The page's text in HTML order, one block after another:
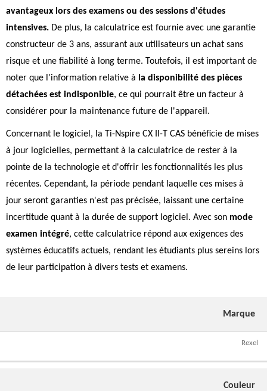
avantageux lors des examens ou des sessions d'études
intensives. De plus, la calculatrice est fournie avec une garantie
constructeur de 3 ans, assurant aux utilisateurs un achat sans
risque et une fiabilité à long terme. Toutefois, il est important de
noter que l'information relative à la disponibilité des pièces
détachées est indisponible, ce qui pourrait être un facteur à
considérer pour la maintenance future de l'appareil.
Concernant le logiciel, la Ti-Nspire CX II-T CAS bénéficie de mises
à jour logicielles, permettant à la calculatrice de rester à la
pointe de la technologie et d'offrir les fonctionnalités les plus
récentes. Cependant, la période pendant laquelle ces mises à
jour seront garanties n'est pas précisée, laissant une certaine
incertitude quant à la durée de support logiciel. Avec son mode
examen intégré, cette calculatrice répond aux exigences des
systèmes éducatifs actuels, rendant les étudiants plus sereins lors
de leur participation à divers tests et examens.
Marque
Rexel
Couleur